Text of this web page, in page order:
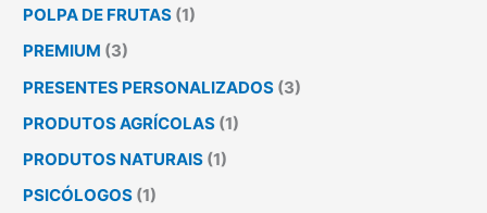
POLPA DE FRUTAS (1)
PREMIUM (3)
PRESENTES PERSONALIZADOS (3)
PRODUTOS AGRÍCOLAS (1)
PRODUTOS NATURAIS (1)
PSICÓLOGOS (1)